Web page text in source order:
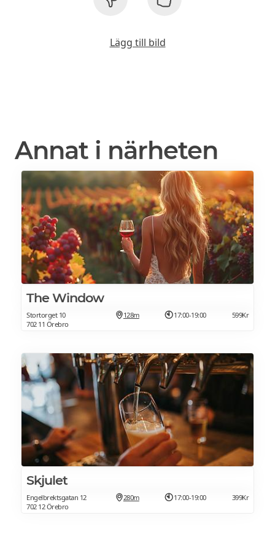
Lägg till bild
Annat i närheten
The Window
Stortorget 10
702 11 Örebro
128m 17:00-19:00 599Kr
Skjulet
Engelbrektsgatan 12
702 12 Örebro
280m 17:00-19:00 399Kr